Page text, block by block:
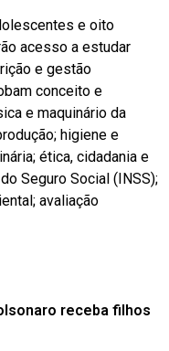
e oito
acesso a estudar
e gestão
conceito e
e maquinário da
higiene e
ética, cidadania e
Seguro Social (INSS);
avaliação
receba filhos